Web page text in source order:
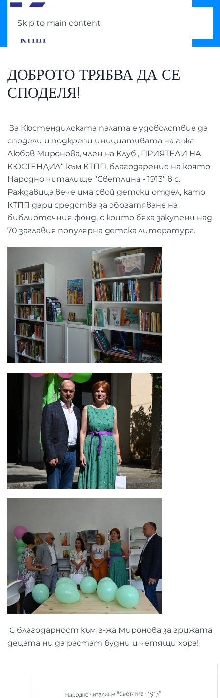
Skip to main content
ДОБРОТО ТРЯБВА ДА СЕ
СПОДЕЛЯ!
За Кюстендилската палата е удоволствие да
сподели и подкрепи инициативата на г-жа
Любов Миронова, член на Клуб „ПРИЯТЕЛИ НА
КЮСТЕНДИЛ“ към КТПП, благодарение на която
Народно читалище "Светлина - 1913" в с.
Раждавица вече има свой детски отдел, като
КТПП дари средства за обогатяване на
библиотечния фонд, с които бяха закупени над
70 заглавия популярна детска литература.
С благодарност към г-жа Миронова за грижата
децата ни да растат будни и четящи хора!